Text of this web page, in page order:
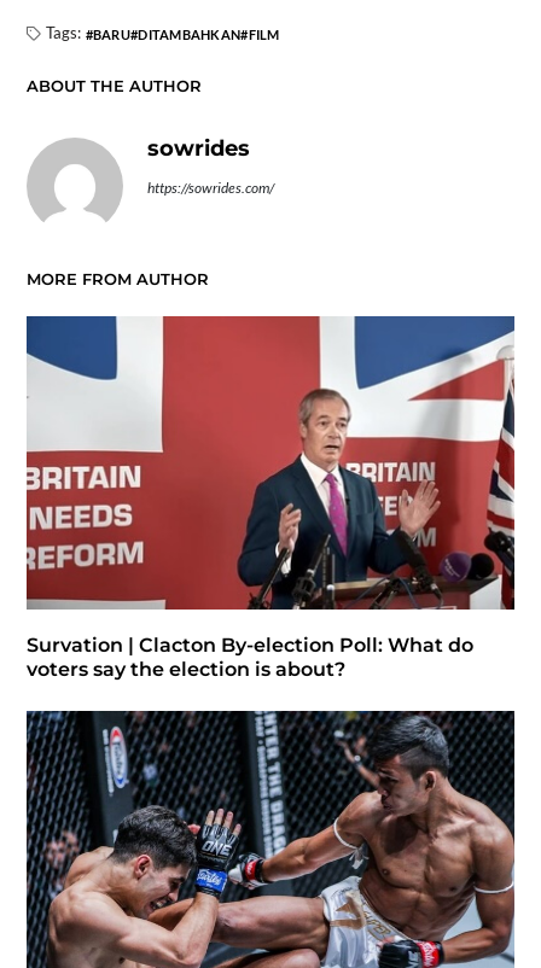
Tags: BARU DITAMBAHKAN FILM
ABOUT THE AUTHOR
sowrides
https://sowrides.com/
MORE FROM AUTHOR
Survation | Clacton By-election Poll: What do
voters say the election is about?